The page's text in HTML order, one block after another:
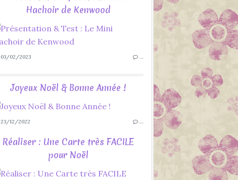
Hachoir de Kenwood
03/02/2023 …
Joyeux Noël & Bonne Année !
23/12/2022 …
Réaliser : Une Carte très FACILE
pour Noël